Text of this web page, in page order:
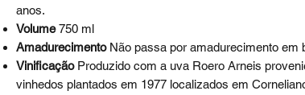
anos.
Volume750 ml
Amadurecimento Não passa por amadurecimento em
Vinificação Produzido com a uva Roero Arneis
vinhedos plantados em 1977 localizados em